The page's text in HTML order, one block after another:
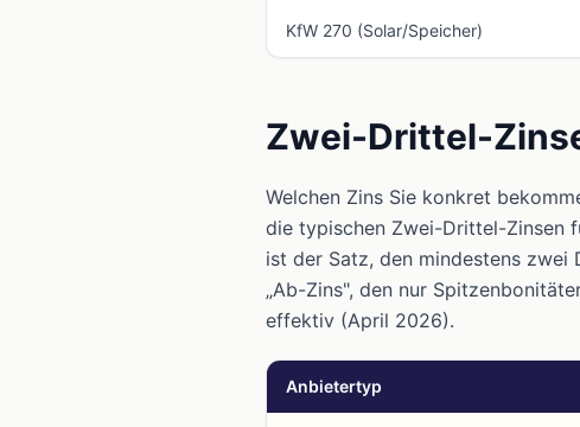
KfW 270 (Solar/Speicher)
Zwei-Drittel-
Welchen Zins Sie konkret
die typischen Zwei-Drittel-Zinsen
ist der Satz, den mindestens
„Ab-Zins", den nur
effektiv (April 2026).
Anbietertyp